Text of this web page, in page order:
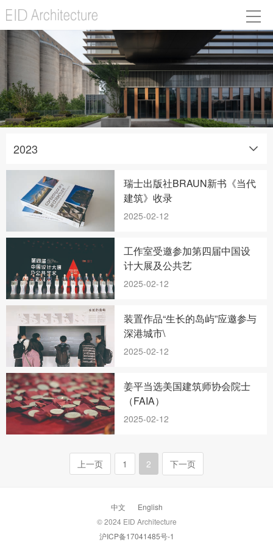
2023
瑞士出版社BRAUN新书《当代
建筑》收录
2025-02-12
工作室受邀参加第四届中国设
计大展及公共艺
2025-02-12
装置作品“生长的岛屿”应邀参与
深港城市\
2025-02-12
姜平当选美国建筑师协会院士
（FAIA）
2025-02-12
上一页 1 2 下一页
中文
English
© 2024 EID Architecture
沪ICP备17041485号-1